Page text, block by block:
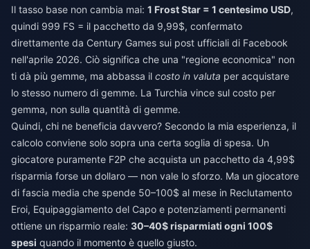
Il tasso base non cambia mai: 1 Frost Star = 1 centesimo USD,
quindi 999 FS = il pacchetto da 9,99$, confermato
direttamente da Century Games sui post ufficiali di Facebook
nell'aprile 2026. Ciò significa che una "regione economica" non
ti dà più gemme, ma abbassa il costo in valuta per acquistare
lo stesso numero di gemme. La Turchia vince sul costo per
gemma, non sulla quantità di gemme.
Quindi, chi ne beneficia davvero? Secondo la mia esperienza, il
calcolo conviene solo sopra una certa soglia di spesa. Un
giocatore puramente F2P che acquista un pacchetto da 4,99$
risparmia forse un dollaro — non vale lo sforzo. Ma un giocatore
di fascia media che spende 50–100$ al mese in Reclutamento
Eroi, Equipaggiamento del Capo e potenziamenti permanenti
ottiene un risparmio reale: 30–40$ risparmiati ogni 100$
spesi quando il momento è quello giusto.